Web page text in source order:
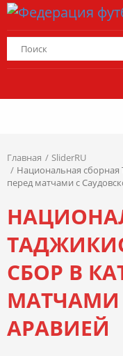
Главная
SliderRU
Национальная сборная
перед матчами с
СБОР В
МАТЧАМИ
АРАВИЕЙ